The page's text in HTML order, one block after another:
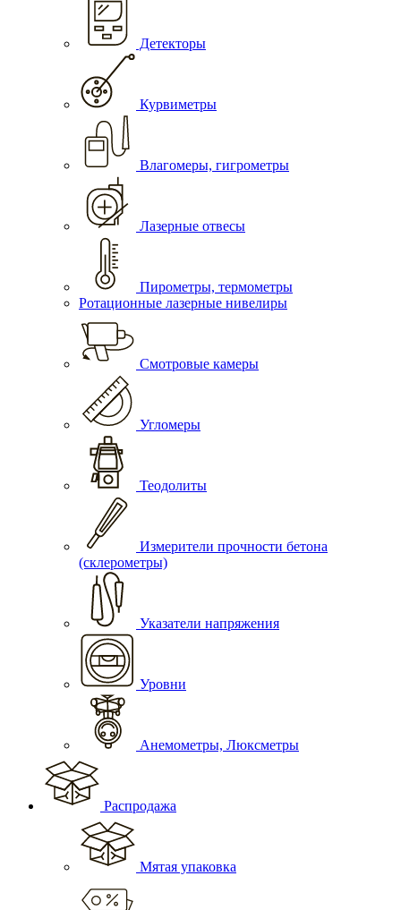
Детекторы
Курвиметры
Влагомеры, гигрометры
Лазерные отвесы
Пирометры, термометры
Ротационные лазерные нивелиры
Смотровые камеры
Угломеры
Теодолиты
Измерители прочности бетона
(склерометры)
Указатели напряжения
Уровни
Анемометры, Люксметры
Распродажа
Мятая упаковка